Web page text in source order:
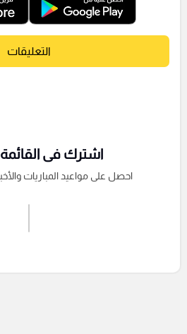
التعليقات
اشترك فى القائمة
احصل على مواعيد المباريات